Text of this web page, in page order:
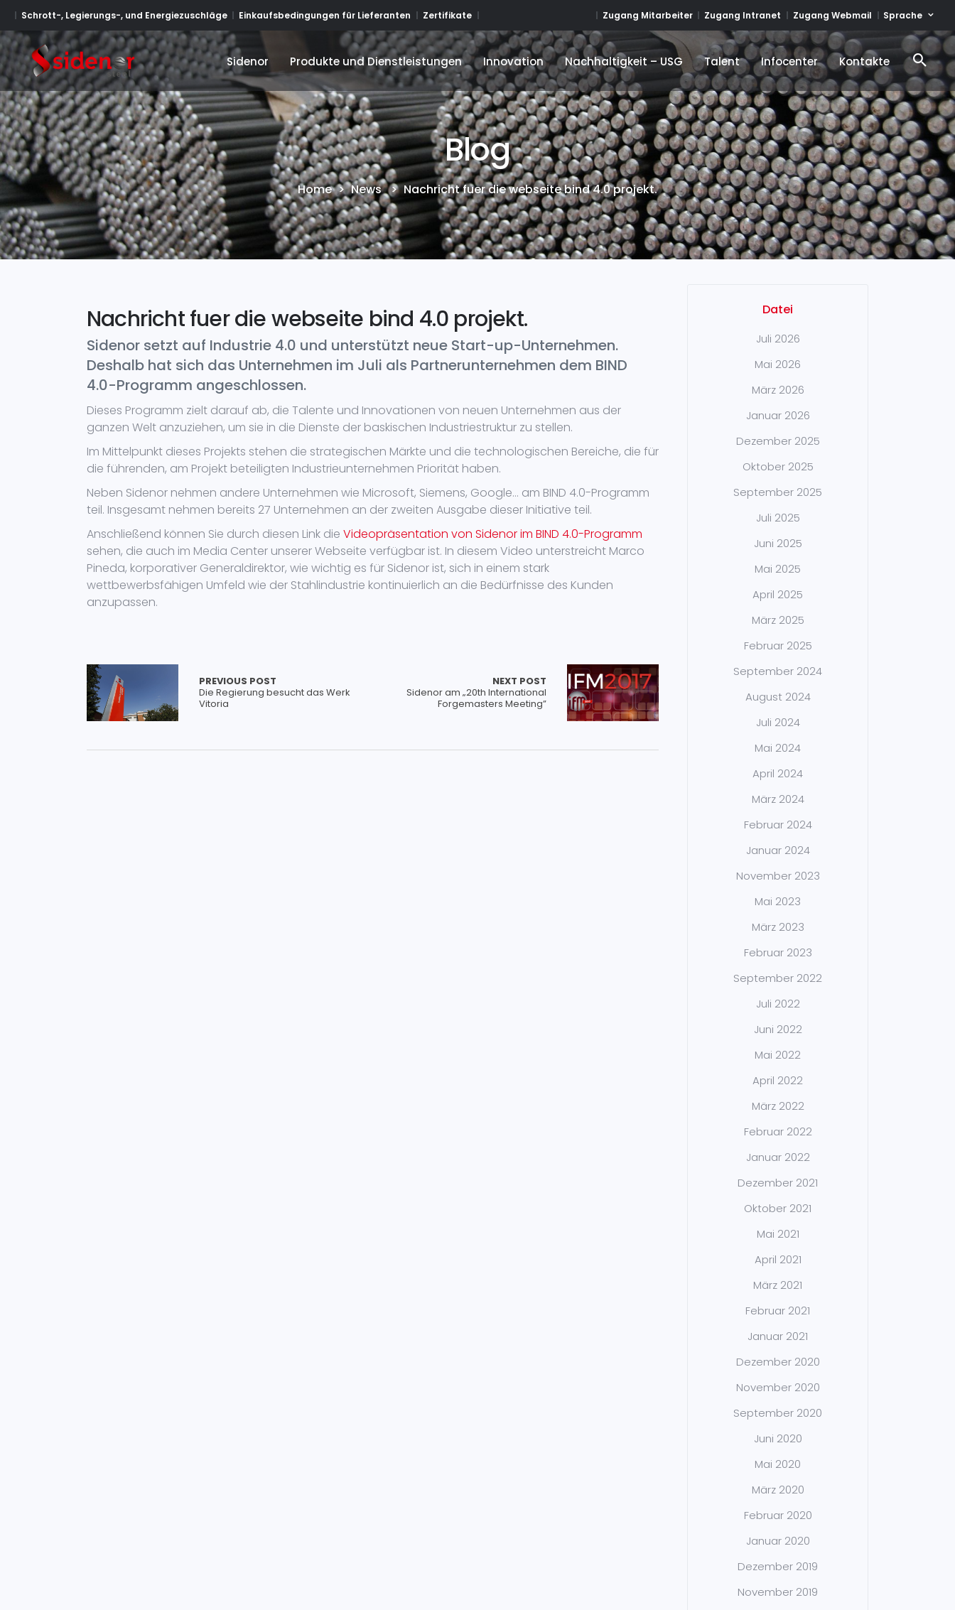
Schrott-, Legierungs-, und Energiezuschläge Einkaufsbedingungen für Lieferanten Zertifikate Zugang Mitarbeiter Zugang Intranet Zugang Webmail Sprache
Sidenor
Sidenor
Produkte und Dienstleistungen
Produkte und Dienstleistungen
Innovation
Innovation
Nachhaltigkeit – USG
Nachhaltigkeit – USG
Talent
Talent
Infocenter
Infocenter
Kontakte
Kontakte
Blog
Home > News > Nachricht fuer die webseite bind 4.0 projekt.
Nachricht fuer die webseite bind 4.0 projekt.
Sidenor setzt auf Industrie 4.0 und unterstützt neue Start-up-Unternehmen.
Deshalb hat sich das Unternehmen im Juli als Partnerunternehmen dem BIND
4.0-Programm angeschlossen.
Dieses Programm zielt darauf ab, die Talente und Innovationen von neuen Unternehmen aus der
ganzen Welt anzuziehen, um sie in die Dienste der baskischen Industriestruktur zu stellen.
Im Mittelpunkt dieses Projekts stehen die strategischen Märkte und die technologischen Bereiche, die für
die führenden, am Projekt beteiligten Industrieunternehmen Priorität haben.
Neben Sidenor nehmen andere Unternehmen wie Microsoft, Siemens, Google… am BIND 4.0-Programm
teil. Insgesamt nehmen bereits 27 Unternehmen an der zweiten Ausgabe dieser Initiative teil.
Anschließend können Sie durch diesen Link die Videopräsentation von Sidenor im BIND 4.0-Programm
sehen, die auch im Media Center unserer Webseite verfügbar ist. In diesem Video unterstreicht Marco
Pineda, korporativer Generaldirektor, wie wichtig es für Sidenor ist, sich in einem stark
wettbewerbsfähigen Umfeld wie der Stahlindustrie kontinuierlich an die Bedürfnisse des Kunden
anzupassen.
PREVIOUS POST
Die Regierung besucht das Werk
Vitoria
NEXT POST
Sidenor am „20th International
Forgemasters Meeting”
Datei
Juli 2026
Mai 2026
März 2026
Januar 2026
Dezember 2025
Oktober 2025
September 2025
Juli 2025
Juni 2025
Mai 2025
April 2025
März 2025
Februar 2025
September 2024
August 2024
Juli 2024
Mai 2024
April 2024
März 2024
Februar 2024
Januar 2024
November 2023
Mai 2023
März 2023
Februar 2023
September 2022
Juli 2022
Juni 2022
Mai 2022
April 2022
März 2022
Februar 2022
Januar 2022
Dezember 2021
Oktober 2021
Mai 2021
April 2021
März 2021
Februar 2021
Januar 2021
Dezember 2020
November 2020
September 2020
Juni 2020
Mai 2020
März 2020
Februar 2020
Januar 2020
Dezember 2019
November 2019